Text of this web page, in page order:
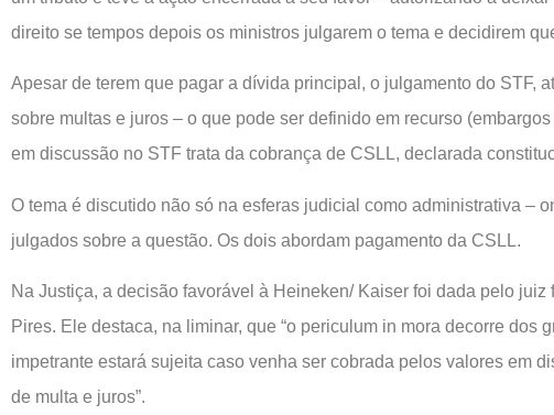
direito se tempos depois os ministros julgarem o tema e decidirem
Apesar de terem que pagar a dívida principal, o julgamento do STF,
sobre multas e juros – o que pode ser definido em recurso
em discussão no STF trata da cobrança de CSLL, declarada
O tema é discutido não só na esferas judicial como administrativa –
julgados sobre a questão. Os dois abordam pagamento da CSLL.
Na Justiça, a decisão favorável à Heineken/ Kaiser foi dada pelo juiz
Pires. Ele destaca, na liminar, que “o periculum in mora decorre dos
impetrante estará sujeita caso venha ser cobrada pelos valores em
de multa e juros”.